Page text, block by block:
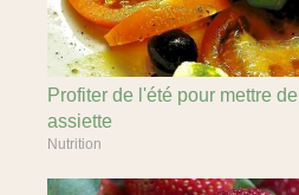
Profiter de l'été pour mettre
assiette
Nutrition